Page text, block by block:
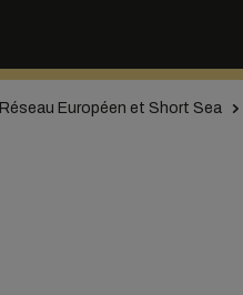
Réseau Européen et Short Sea